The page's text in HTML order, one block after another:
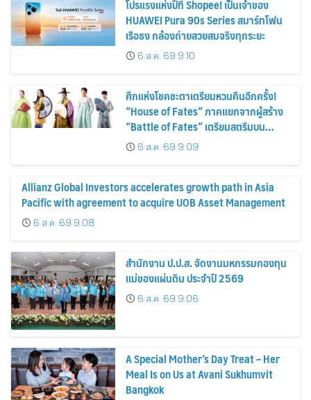
โปรแรงแห่งปีที่ Shopee! เป็นเจ้าของ
HUAWEI Pura 90s Series สมาร์ทโฟน
เรือธง กล้องถ่ายสวยสมจริงทุกระยะ
6 ส.ค. 69 9:10
ศึกแห่งโชคชะตาเตรียมหวนคืนอีกครั้ง!
“House of Fates” ภาคแยกจากผู้สร้าง
“Battle of Fates” เตรียมสตรีมบน
Disney+ ที่นี่ที่เดียว
6 ส.ค. 69 9:09
Allianz Global Investors accelerates growth path in Asia
Pacific with agreement to acquire UOB Asset Management
6 ส.ค. 69 9:08
สำนักงาน ป.ป.ส. จัดงานมหกรรมกองทุน
แม่ของแผ่นดิน ประจำปี 2569
6 ส.ค. 69 9:06
A Special Mother’s Day Treat – Her
Meal Is on Us at Avani Sukhumvit
Bangkok